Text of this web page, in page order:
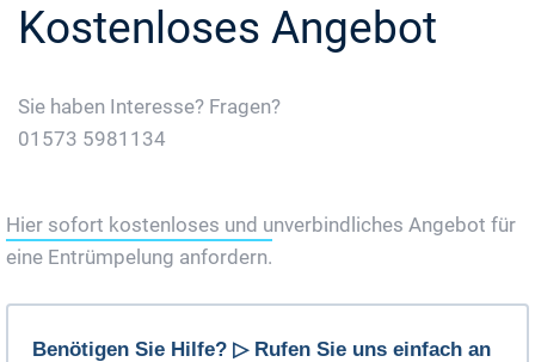
Kostenloses Angebot
Sie haben Interesse? Fragen?
01573 5981134
Hier sofort kostenloses und unverbindliches Angebot für
eine Entrümpelung anfordern.
Benötigen Sie Hilfe? ▷ Rufen Sie uns einfach an